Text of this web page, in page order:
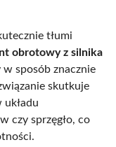
tłumi
obrotowy z silnika
w sposób znacznie
skutkuje
układu
czy sprzęgło, co